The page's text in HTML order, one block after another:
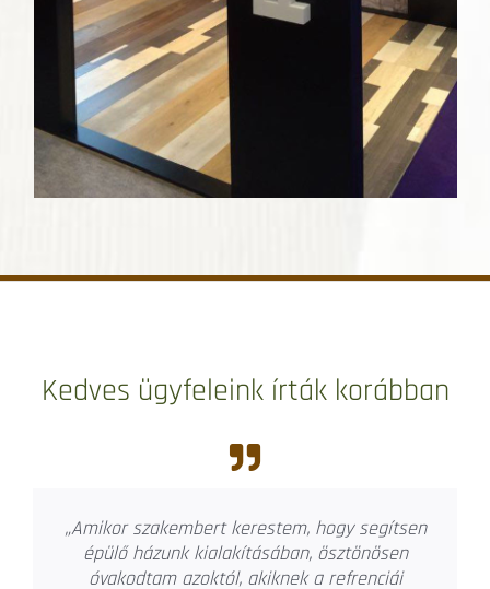
Kedves ügyfeleink írták korábban
„Amikor felmerült a lakóparki lakásunk
tervezése egyértelmű volt, hogy Joó
Annamáriát bízzuk meg lakásunk